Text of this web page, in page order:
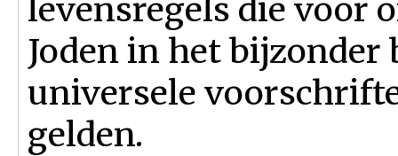
levensregels die voor
Joden in het bijzonder
universele
gelden.